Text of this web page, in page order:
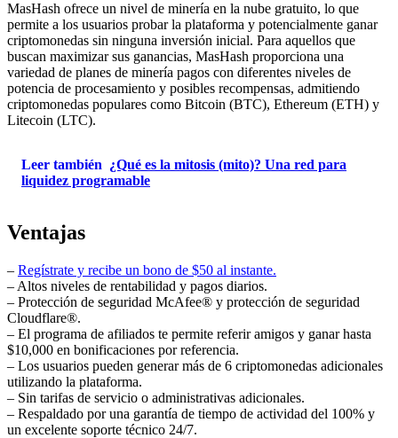
MasHash ofrece un nivel de minería en la nube gratuito, lo que
permite a los usuarios probar la plataforma y potencialmente ganar
criptomonedas sin ninguna inversión inicial. Para aquellos que
buscan maximizar sus ganancias, MasHash proporciona una
variedad de planes de minería pagos con diferentes niveles de
potencia de procesamiento y posibles recompensas, admitiendo
criptomonedas populares como Bitcoin (BTC), Ethereum (ETH) y
Litecoin (LTC).
Leer también ¿Qué es la mitosis (mito)? Una red para
liquidez programable
Ventajas
– Regístrate y recibe un bono de $50 al instante.
– Altos niveles de rentabilidad y pagos diarios.
– Protección de seguridad McAfee® y protección de seguridad
Cloudflare®.
– El programa de afiliados te permite referir amigos y ganar hasta
$10,000 en bonificaciones por referencia.
– Los usuarios pueden generar más de 6 criptomonedas adicionales
utilizando la plataforma.
– Sin tarifas de servicio o administrativas adicionales.
– Respaldado por una garantía de tiempo de actividad del 100% y
un excelente soporte técnico 24/7.